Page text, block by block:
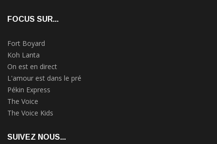
FOCUS SUR...
Fort Boyard
Koh Lanta
On est en direct
L'amour est dans le pré
Pékin Express
The Voice
The Voice Kids
SUIVEZ NOUS...